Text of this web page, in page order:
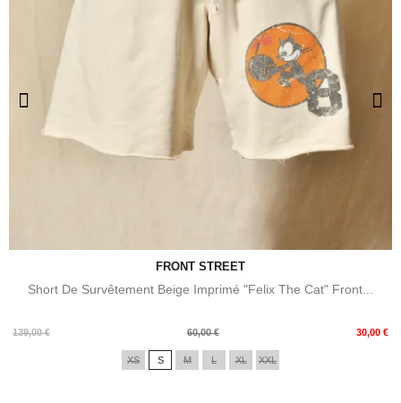
FRONT STREET
Short De Survêtement Beige Imprimé "Felix The Cat" Front...
139,00 €
Prix
60,00 € 30,00 €
Prix
XS S M L XL XXL